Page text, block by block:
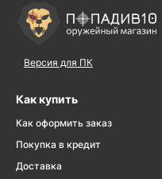
Версия для ПК
Как купить
Как оформить заказ
Покупка в кредит
Доставка